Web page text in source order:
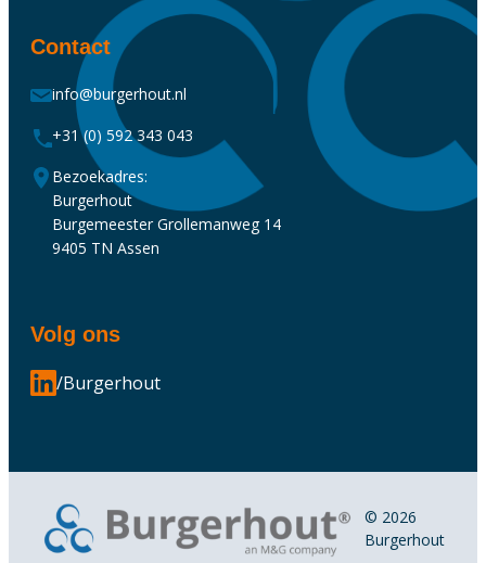
Contact
info@burgerhout.nl
+31 (0) 592 343 043
Bezoekadres:
Burgerhout
Burgemeester Grollemanweg 14
9405 TN Assen
Volg ons
/Burgerhout
© 2026
Burgerhout